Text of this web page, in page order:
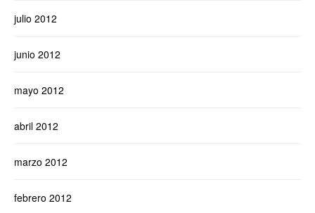
julio 2012
junio 2012
mayo 2012
abril 2012
marzo 2012
febrero 2012